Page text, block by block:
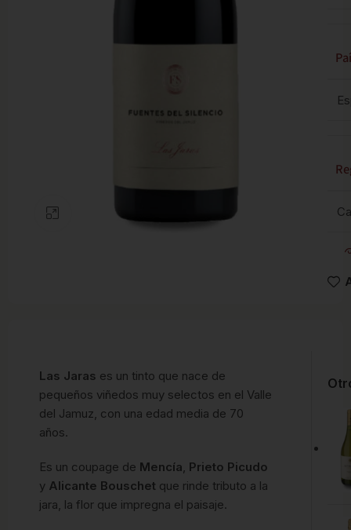
Clic para ampliar
Las Jaras es un tinto que nace de
pequeños viñedos muy selectos en el Valle
del Jamuz, con una edad media de 70
años.
Es un coupage de Mencía, Prieto Picudo
y Alicante Bouschet que rinde tributo a la
jara, la flor que impregna el paisaje.